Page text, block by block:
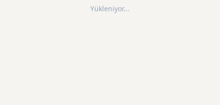
Yükleniyor...